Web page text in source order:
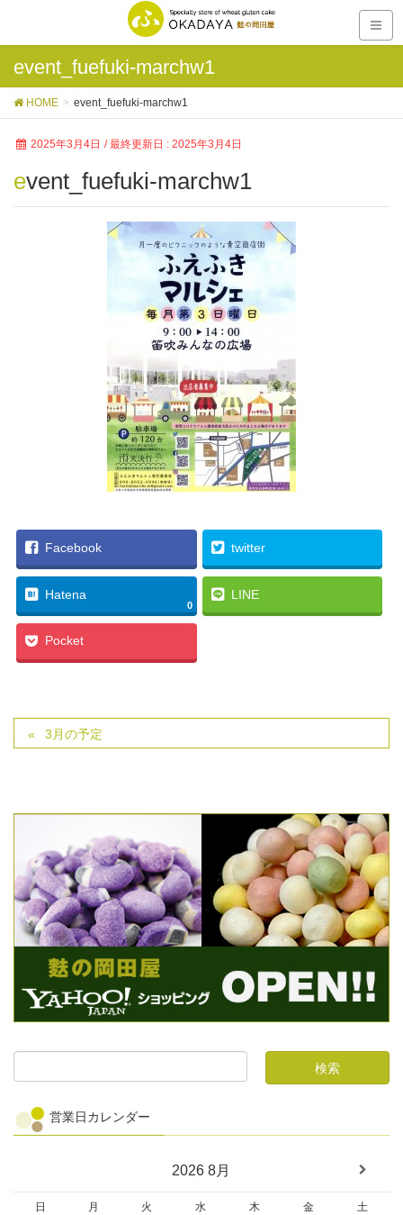
event_fuefuki-marchw1
HOME event_fuefuki-marchw1
2025年3月4日 / 最終更新日 : 2025年3月4日
event_fuefuki-marchw1
Facebook twitter
Hatena
0
LINE
Pocket
3月の予定
営業日カレンダー
2026 8月
日 月 火 水 木 金
土